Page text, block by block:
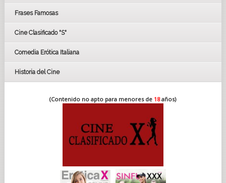
Frases Famosas
Cine Clasificado "S"
Comedia Erótica Italiana
Historia del Cine
(Contenido no apto para menores de 18años)